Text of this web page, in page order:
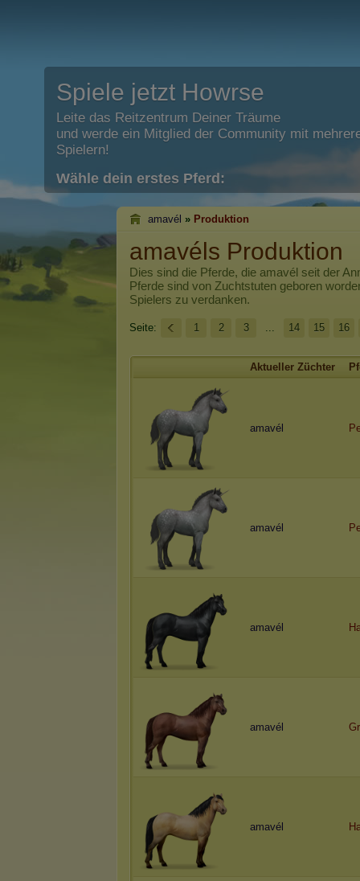
Spiele jetzt Howrse
Leite das Reitzentrum Deiner Träume
und werde ein Mitglied der Community mit
Spielern!
Wähle dein erstes Pferd:
amavél » Produktion
amavéls Produktion
Dies sind die Pferde, die amavél seit der
Pferde sind von Zuchtstuten geboren
Spielers zu verdanken.
Seite: 1 2 3 ... 14 15 16
Aktueller Züchter
amavél
amavél
amavél
amavél
amavél